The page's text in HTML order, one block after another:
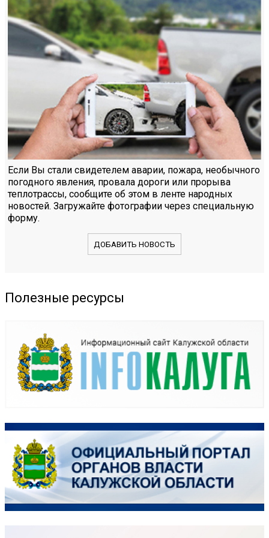
Если Вы стали свидетелем аварии, пожара, необычного
погодного явления, провала дороги или прорыва
теплотрассы, сообщите об этом в ленте народных
новостей. Загружайте фотографии через специальную
форму.
ДОБАВИТЬ НОВОСТЬ
Полезные ресурсы